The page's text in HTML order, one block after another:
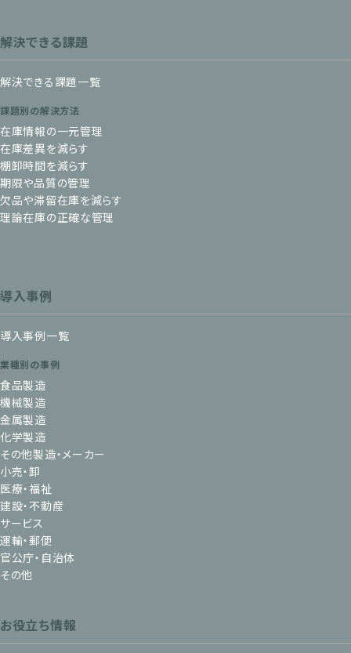
解決できる課題
解決できる課題一覧
課題別の解決方法
在庫情報の一元管理
在庫差異を減らす
棚卸時間を減らす
期限や品質の管理
欠品や滞留在庫を減らす
理論在庫の正確な管理
導入事例
導入事例一覧
業種別の事例
食品製造
機械製造
金属製造
化学製造
その他製造・メーカー
小売・卸
医療・福祉
建設・不動産
サービス
運輸・郵便
官公庁・自治体
その他
お役立ち情報